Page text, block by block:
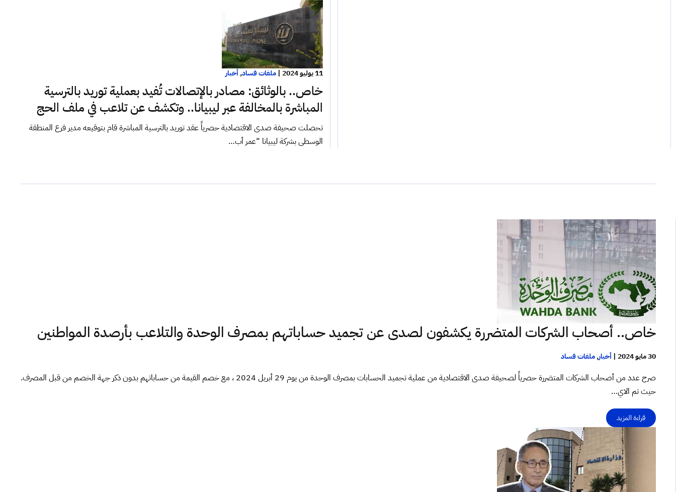
11 يوليو 2024 | ملفات فساد,أخبار
خاص.. بالوثائق: مصادر بالإتصالات تُفيد بعملية توريد بالترسية
المباشرة بالمخالفة عبر ليبيانا.. وتكشف عن تلاعب في ملف الحج
تحصلت صحيفة صدى الاقتصادية حصرياً عقد توريد بالترسية المباشرة قام بتوقيعه مدير فرع المنطقة
الوسطى بشركة ليبيانا “عمر أب…
خاص.. أصحاب الشركات المتضررة يكشفون لصدى عن تجميد حساباتهم بمصرف الوحدة والتلاعب بأرصدة المواطنين
30 مايو 2024 | أخبار,ملفات فساد
صرح عدد من أصحاب الشركات المتضررة حصرياً لصحيفة صدى الاقتصادية من عملية تجميد الحسابات بمصرف الوحدة من يوم 29 أبريل 2024 ، مع خصم القيمة من حساباتهم بدون ذكر جهة الخصم من قبل المصرف.
حيث تم الاي…
قراءة المزيد